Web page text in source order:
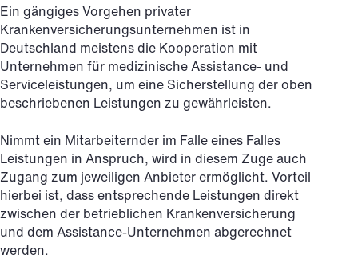
Ein gängiges Vorgehen privater
Krankenversicherungsunternehmen ist in
Deutschland meistens die Kooperation mit
Unternehmen für medizinische Assistance- und
Serviceleistungen, um eine Sicherstellung der oben
beschriebenen Leistungen zu gewährleisten.
Nimmt ein Mitarbeiternder im Falle eines Falles
Leistungen in Anspruch, wird in diesem Zuge auch
Zugang zum jeweiligen Anbieter ermöglicht. Vorteil
hierbei ist, dass entsprechende Leistungen direkt
zwischen der betrieblichen Krankenversicherung
und dem Assistance-Unternehmen abgerechnet
werden.